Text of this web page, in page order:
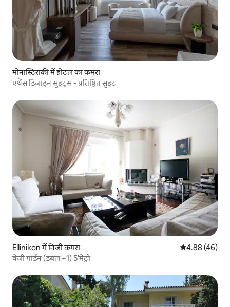
मोनास्टिराकी में होटल का कमरा
एथेंस डिज़ाइन सुइट्स - प्रतिष्ठित सुइट
Ellinikon में निजी कमरा औसत रेटिंग 5 में
4.88 (46)
वेजी गार्डन (डबल +1) 5'मेट्रो